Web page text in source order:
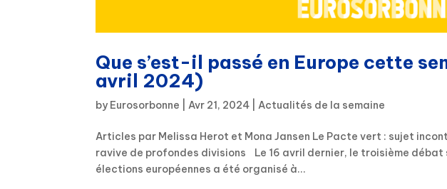
Que s’est-il passé en Europe cette
avril 2024)
by Eurosorbonne |Avr 21, 2024 |Actualités de la semaine
Articles par Melissa Herot et Mona Jansen Le Pacte vert : sujet
ravive de profondes divisions Le 16 avril dernier, le troisième débat
élections européennes a été organisé à...